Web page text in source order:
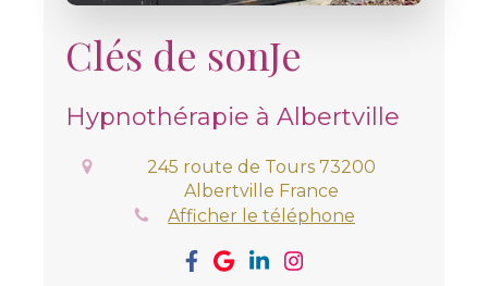
Clés de sonJe
Hypnothérapie à Albertville
245 route de Tours 73200
Albertville France
Afficher le téléphone